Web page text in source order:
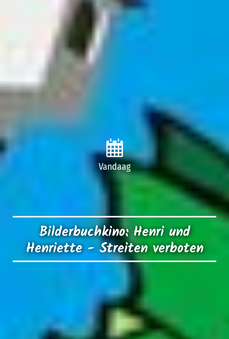
Vandaag
Bilderbuchkino: Henri und
Henriette - Streiten verboten